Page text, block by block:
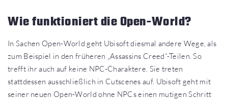
Wie funktioniert die Open-World?
In Sachen Open-World geht Ubisoft diesmal andere Wege, als
zum Beispiel in den früheren „Assassins Creed“-Teilen. So
trefft ihr auch auf keine NPC-Charaktere. Sie treten
stattdessen ausschließlich in Cutscenes auf. Ubisoft geht mit
seiner neuen Open-World ohne NPCs einen mutigen Schritt